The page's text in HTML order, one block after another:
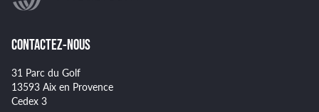
CONTACTEZ-NOUS
31 Parc du Golf
13593 Aix en Provence
Cedex 3